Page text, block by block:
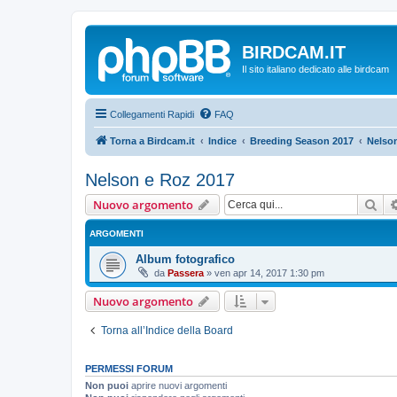
BIRDCAM.IT
Il sito italiano dedicato alle birdcam
Collegamenti Rapidi FAQ
Torna a Birdcam.it Indice Breeding Season 2017
Nelson e Roz 2017
Nuovo argomento
ARGOMENTI
Album fotografico
da Passera » ven apr 14, 2017 1:30 pm
Nuovo argomento
Torna all’Indice della Board
PERMESSI FORUM
Non puoi aprire nuovi argomenti